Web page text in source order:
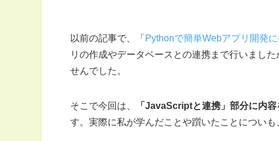
以前の記事で、「 Pythonで簡単Webアプリ開発
リの作成やデータベースとの連携まで行いまし
せんでした。
そこで今回は、 「JavaScriptと連携」部分に内
す。実際に私が学んだことや躓いたことについ